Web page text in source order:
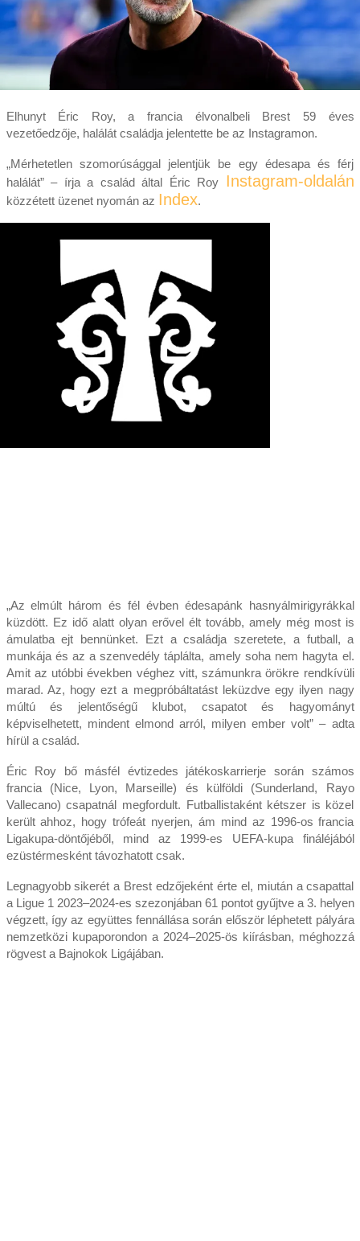
Elhunyt Éric Roy, a francia élvonalbeli Brest 59 éves
vezetőedzője, halálát családja jelentette be az Instagramon.
„Mérhetetlen szomorúsággal jelentjük be egy édesapa és férj
halálát” – írja a család által Éric Roy Instagram-oldalán
közzétett üzenet nyomán az Index.
„Az elmúlt három és fél évben édesapánk hasnyálmirigyrákkal
küzdött. Ez idő alatt olyan erővel élt tovább, amely még most is
ámulatba ejt bennünket. Ezt a családja szeretete, a futball, a
munkája és az a szenvedély táplálta, amely soha nem hagyta el.
Amit az utóbbi években véghez vitt, számunkra örökre rendkívüli
marad. Az, hogy ezt a megpróbáltatást leküzdve egy ilyen nagy
múltú és jelentőségű klubot, csapatot és hagyományt
képviselhetett, mindent elmond arról, milyen ember volt” – adta
hírül a család.
Éric Roy bő másfél évtizedes játékoskarrierje során számos
francia (Nice, Lyon, Marseille) és külföldi (Sunderland, Rayo
Vallecano) csapatnál megfordult. Futballistaként kétszer is közel
került ahhoz, hogy trófeát nyerjen, ám mind az 1996-os francia
Ligakupa-döntőjéből, mind az 1999-es UEFA-kupa fináléjából
ezüstérmesként távozhatott csak.
Legnagyobb sikerét a Brest edzőjeként érte el, miután a csapattal
a Ligue 1 2023–2024-es szezonjában 61 pontot gyűjtve a 3. helyen
végzett, így az együttes fennállása során először léphetett pályára
nemzetközi kupaporondon a 2024–2025-ös kiírásban, méghozzá
rögvest a Bajnokok Ligájában.